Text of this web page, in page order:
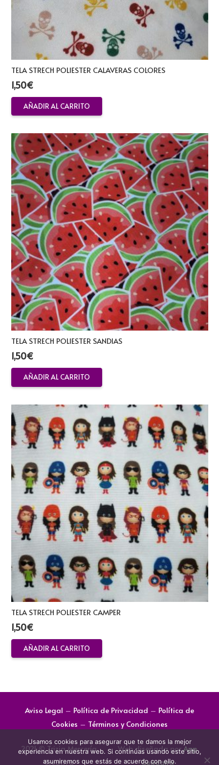
TELA STRECH POLIESTER CALAVERAS COLORES
1,50€
AÑADIR AL CARRITO
TELA STRECH POLIESTER SANDIAS
1,50€
AÑADIR AL CARRITO
TELA STRECH POLIESTER CAMPER
1,50€
AÑADIR AL CARRITO
Aviso Legal – Política de Privacidad – Política de
Cookies – Términos y Condiciones
2021 © Trizia Mercería
Creativa
Web diseñada porApp
Guadaira
Usamos cookies para asegurar que te damos la mejor
experiencia en nuestra web. Si continúas usando este sitio,
asumiremos que estás de acuerdo con ello.